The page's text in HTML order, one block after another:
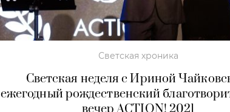
Светская хроника
Светская неделя с Ириной
ежегодный рождественский